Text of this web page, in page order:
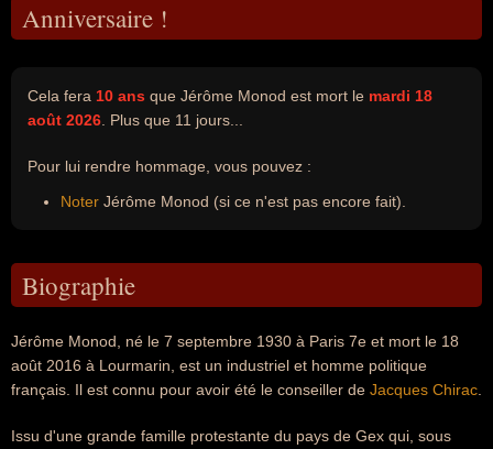
Anniversaire !
Cela fera 10 ans que Jérôme Monod est mort le mardi 18
août 2026 . Plus que 11 jours...
Pour lui rendre hommage, vous pouvez :
Noter Jérôme Monod (si ce n'est pas encore fait).
Biographie
Jérôme Monod, né le 7 septembre 1930 à Paris 7e et mort le 18
août 2016 à Lourmarin, est un industriel et homme politique
français. Il est connu pour avoir été le conseiller de Jacques Chirac
Issu d'une grande famille protestante du pays de Gex qui, sous